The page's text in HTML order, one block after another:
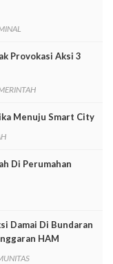
Provokasi Aksi 3
Menuju Smart City
Di Perumahan
Damai Di Bundaran
HAM